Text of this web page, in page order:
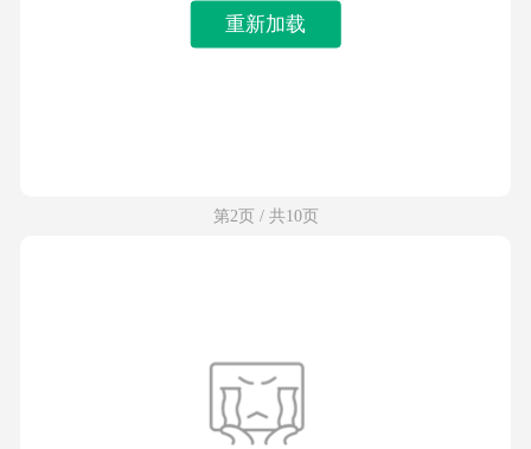
重新加载
第2页 / 共10页